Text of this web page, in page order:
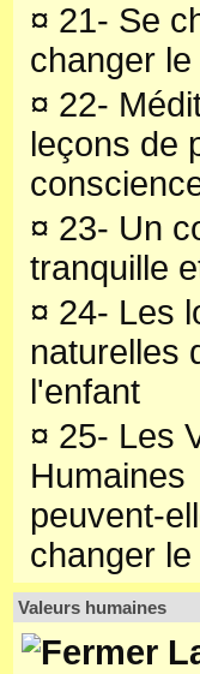
¤ 21- Se
changer
¤ 22-
leçons de
¤ 23- Un
tranquille
¤ 24- Les
naturelles
l'enfant
¤ 25- Les
Humaines
peuvent-
changer
Valeurs humaines